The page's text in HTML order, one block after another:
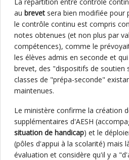
au brevet sera bien modifiée pour
le contrôle continu est compris
notes obtenues (et non plus par
compétences), comme le
les élèves admis en seconde et
brevet, des "dispositifs de soutien
classes de "prépa-seconde"
maintenues.
Le ministère confirme la création
supplémentaires d'AESH
situation de handicap) et le
(pôles d'appui à la scolarité) mais
évaluation et considère qu'il y a